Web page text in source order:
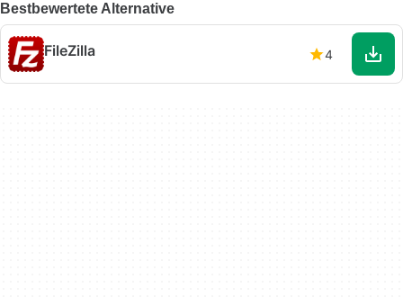
Bestbewertete Alternative
FileZilla 4